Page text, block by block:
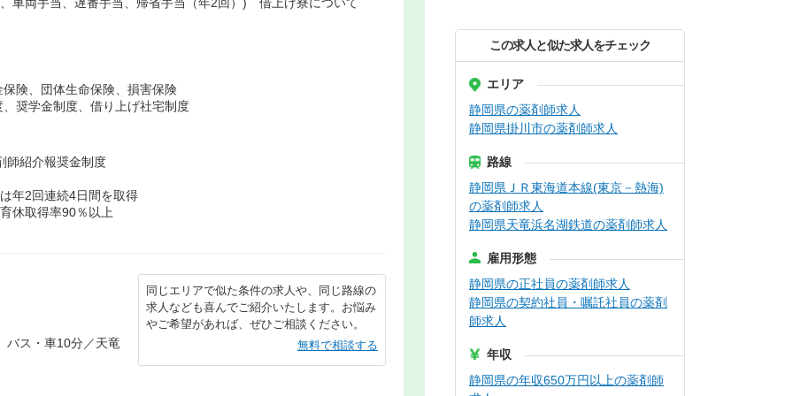
険、団体生命保険、損害保険
奨学金制度、借り上げ社宅制度
師紹介報奨金制度
年2回連続4日間を取得
休取得率90％以上
バス・車10分／天竜
同じエリアで似た条件の求人や、同じ路線の
求人なども喜んでご紹介いたします。お悩み
やご希望があれば、ぜひご相談ください。
無料で相談する
この求人と似た求人をチェック
エリア
静岡県の薬剤師求人
静岡県掛川市の薬剤師求人
路線
静岡県ＪＲ東海道本線(東京－熱海)
の薬剤師求人
静岡県天竜浜名湖鉄道の薬剤師求人
雇用形態
静岡県の正社員の薬剤師求人
静岡県の契約社員・嘱託社員の薬剤
師求人
年収
静岡県の年収650万円以上の薬剤師